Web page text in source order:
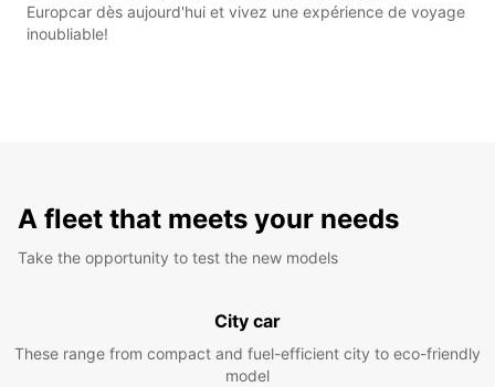
Europcar dès aujourd'hui et vivez une expérience de voyage
inoubliable!
A fleet that meets your needs
Take the opportunity to test the new models
City car
These range from compact and fuel-efficient city to eco-friendly
model